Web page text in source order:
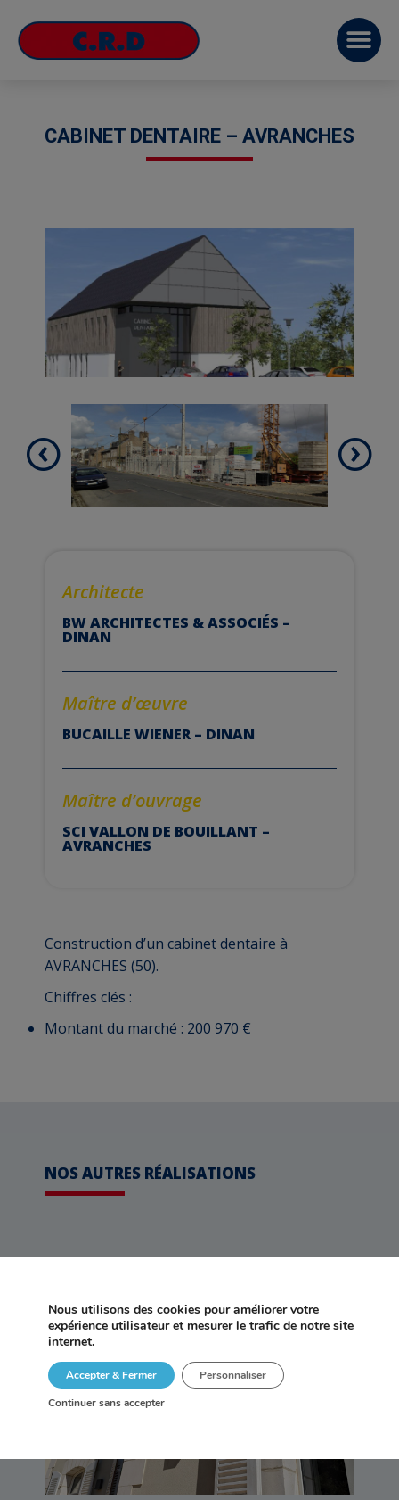
CABINET DENTAIRE – AVRANCHES
Architecte
BW ARCHITECTES & ASSOCIÉS –
DINAN
Maître d’œuvre
BUCAILLE WIENER – DINAN
Maître d’ouvrage
SCI VALLON DE BOUILLANT –
AVRANCHES
Construction d’un cabinet dentaire à
AVRANCHES (50).
Chiffres clés :
Montant du marché : 200 970 €
NOS AUTRES RÉALISATIONS
Maison Particulière –
Rennes (35)
Nous utilisons des cookies pour améliorer votre
expérience utilisateur et mesurer le trafic de notre site
internet.
Accepter & Fermer
Continuer sans accepter
Personnaliser